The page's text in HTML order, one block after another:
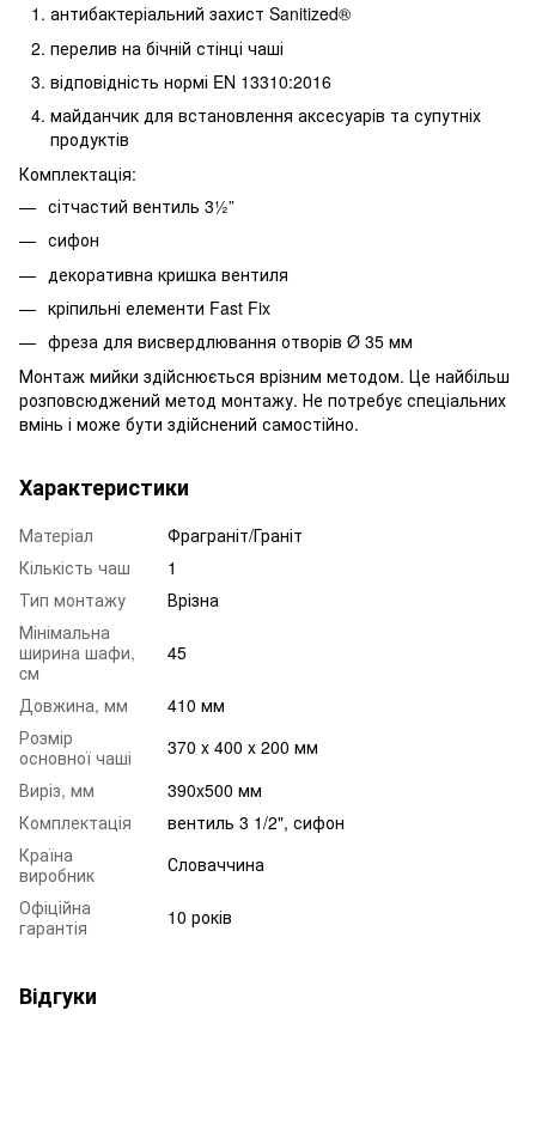
антибактеріальний захист Sanitized®
перелив на бічній стінці чаші
відповідність нормі EN 13310:2016
майданчик для встановлення аксесуарів та супутніх
продуктів
Комплектація:
сітчастий вентиль 3½”
сифон
декоративна кришка вентиля
кріпильні елементи Fast Fix
фреза для висвердлювання отворів Ø 35 мм
Монтаж мийки здійснюється врізним методом. Це найбільш
розповсюджений метод монтажу. Не потребує спеціальних
вмінь і може бути здійснений самостійно.
Характеристики
Матеріал
Фраграніт/Граніт
Кількість чаш
1
Тип монтажу
Врізна
Мінімальна
ширина шафи,
cм
45
Довжина, мм
410 мм
Розмір
основної чаші
370 x 400 x 200 мм
Виріз, мм
390x500 мм
Комплектація
вентиль 3 1/2", сифон
Країна
виробник
Словаччина
Офіційна
гарантія
10 років
Відгуки